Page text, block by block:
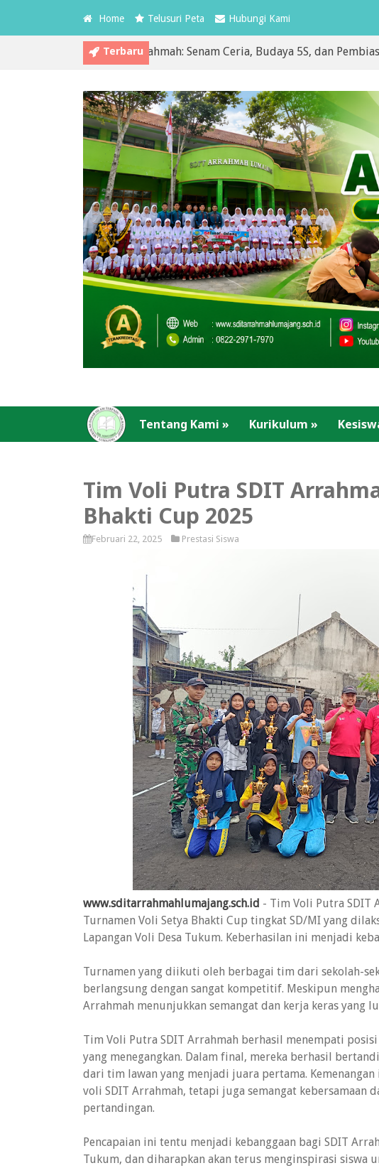
Home Telusuri Peta Hubungi Kami
Terbaru
MPLS SDIT Arrahmah: Senam Ceria, Budaya 5S, dan Pembiasaan
Tentang Kami » Kurikulum »
Tim Voli Putra SDIT
Bhakti Cup 2025
Februari 22, 2025 Prestasi Siswa
www.sditarrahmahlumajang.sch.id - Tim Voli Putra SDIT
Turnamen Voli Setya Bhakti Cup tingkat SD/MI yang
Lapangan Voli Desa Tukum. Keberhasilan ini menjadi
Turnamen yang diikuti oleh berbagai tim dari sekolah-
berlangsung dengan sangat kompetitif. Meskipun
Arrahmah menunjukkan semangat dan kerja keras yang
Tim Voli Putra SDIT Arrahmah berhasil menempati
yang menegangkan. Dalam final, mereka berhasil
dari tim lawan yang menjadi juara pertama.
voli SDIT Arrahmah, tetapi juga semangat kebersamaan
pertandingan.
Pencapaian ini tentu menjadi kebanggaan bagi SDIT
Tukum, dan diharapkan akan terus menginspirasi siswa